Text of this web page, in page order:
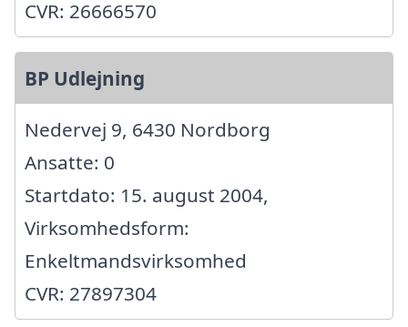
CVR: 26666570
BP Udlejning
Nedervej 9, 6430 Nordborg
Ansatte: 0
Startdato: 15. august 2004,
Virksomhedsform:
Enkeltmandsvirksomhed
CVR: 27897304